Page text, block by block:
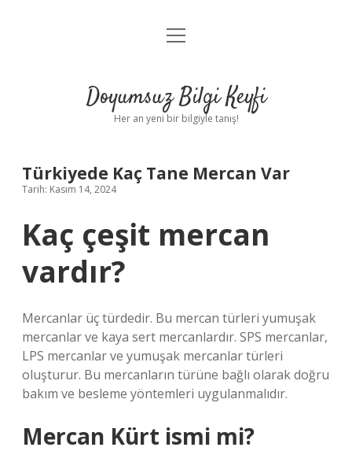
Anasayfa
Yasal Uyarı
menüyü
Doyumsuz Bilgi Keyfi
Her an yeni bir bilgiyle tanış!
Türkiyede Kaç Tane Mercan Var
Tarih: Kasım 14, 2024
Kaç çeşit mercan
vardır?
Mercanlar üç türdedir. Bu mercan türleri yumuşak
mercanlar ve kaya sert mercanlardır. SPS mercanlar,
LPS mercanlar ve yumuşak mercanlar türleri
oluşturur. Bu mercanların türüne bağlı olarak doğru
bakım ve besleme yöntemleri uygulanmalıdır.
Mercan Kürt ismi mi?